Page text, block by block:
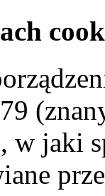
jaki